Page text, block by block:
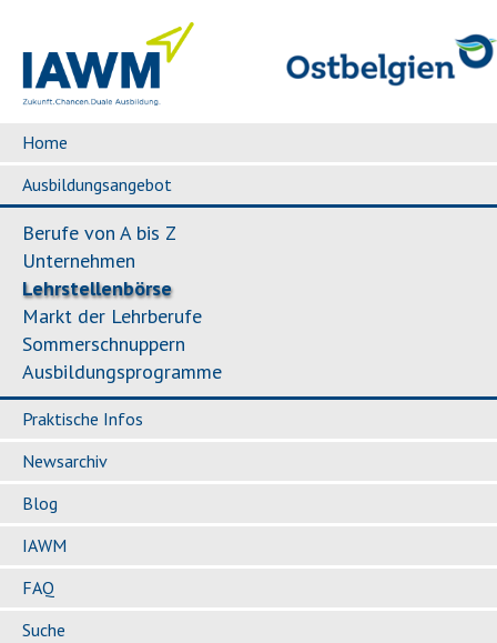
Home
Ausbildungsangebot
Berufe von A bis Z
Unternehmen
Lehrstellenbörse
Markt der Lehrberufe
Sommerschnuppern
Ausbildungsprogramme
Praktische Infos
Newsarchiv
Blog
IAWM
FAQ
Suche